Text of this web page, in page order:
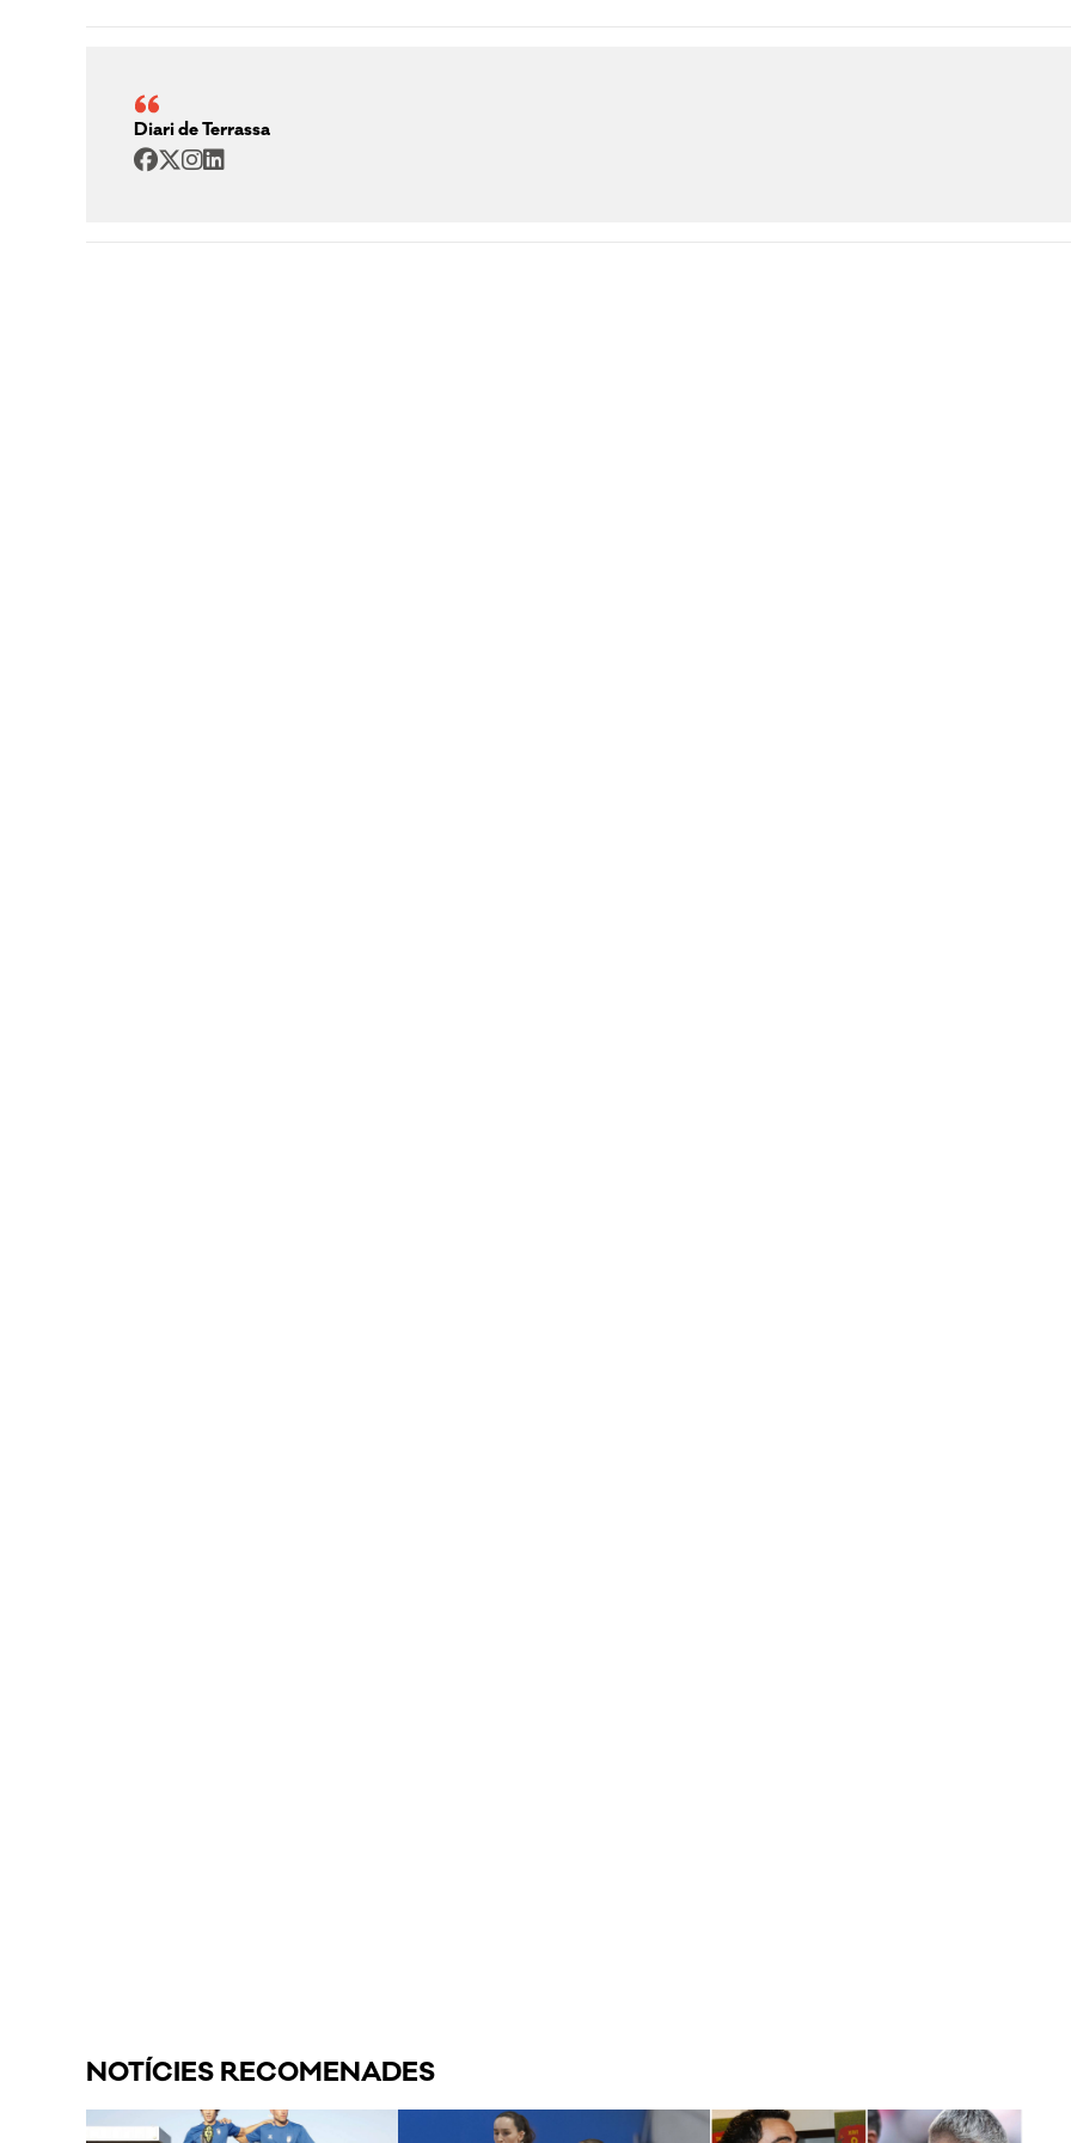
Diari de Terrassa
NOTÍCIES RECOMENADES